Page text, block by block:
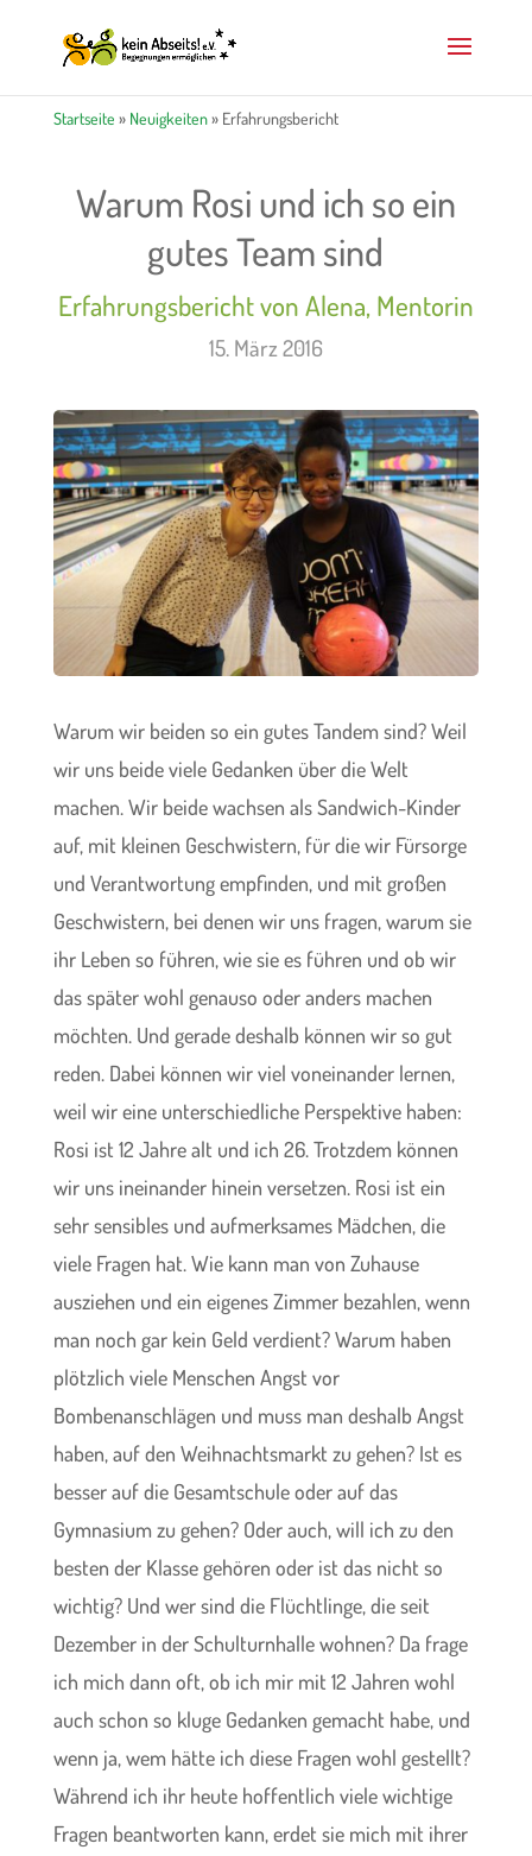
Startseite » Neuigkeiten»Erfahrungsbericht
Warum Rosi und ich so ein
gutes Team sind
Erfahrungsbericht von Alena, Mentorin
15. März 2016
Warum wir beiden so ein gutes Tandem sind? Weil
wir uns beide viele Gedanken über die Welt
machen. Wir beide wachsen als Sandwich-Kinder
auf, mit kleinen Geschwistern, für die wir Fürsorge
und Verantwortung empfinden, und mit großen
Geschwistern, bei denen wir uns fragen, warum sie
ihr Leben so führen, wie sie es führen und ob wir
das später wohl genauso oder anders machen
möchten. Und gerade deshalb können wir so gut
reden. Dabei können wir viel voneinander lernen,
weil wir eine unterschiedliche Perspektive haben:
Rosi ist 12 Jahre alt und ich 26. Trotzdem können
wir uns ineinander hinein versetzen. Rosi ist ein
sehr sensibles und aufmerksames Mädchen, die
viele Fragen hat. Wie kann man von Zuhause
ausziehen und ein eigenes Zimmer bezahlen, wenn
man noch gar kein Geld verdient? Warum haben
plötzlich viele Menschen Angst vor
Bombenanschlägen und muss man deshalb Angst
haben, auf den Weihnachtsmarkt zu gehen? Ist es
besser auf die Gesamtschule oder auf das
Gymnasium zu gehen? Oder auch, will ich zu den
besten der Klasse gehören oder ist das nicht so
wichtig? Und wer sind die Flüchtlinge, die seit
Dezember in der Schulturnhalle wohnen? Da frage
ich mich dann oft, ob ich mir mit 12 Jahren wohl
auch schon so kluge Gedanken gemacht habe, und
wenn ja, wem hätte ich diese Fragen wohl gestellt?
Während ich ihr heute hoffentlich viele wichtige
Fragen beantworten kann, erdet sie mich mit ihrer